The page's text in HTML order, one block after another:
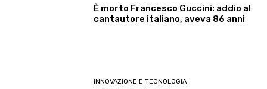
È morto Francesco Guccini: addio al
cantautore italiano, aveva 86 anni
INNOVAZIONE E TECNOLOGIA